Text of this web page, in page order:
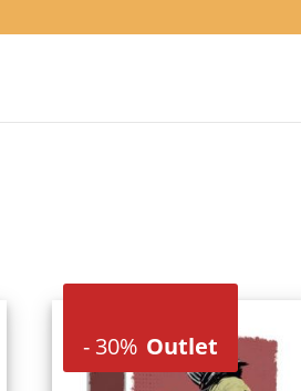
- 30% Outlet